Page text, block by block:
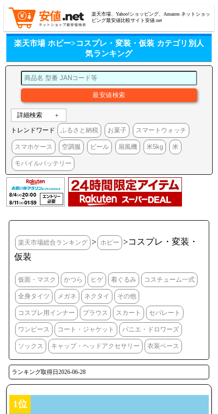
楽天市場、Yahoo!ショッピング、Amazon ネットショッ
ピング最安値比較サイト安値.net
楽天市場 ホビー>コスプレ・変装・仮装 カテゴリ別人
気ランキング
詳細検索
トレンドワード ふるさと納税 お菓子 スマートウォッチ
スマホケース 空調服 ビール 扇風機 米5kg 米
モバイルバッテリー
楽天市場総合ランキング > ホビー
>コスプレ・変装・
仮装
仮面・マスク かつら ヒゲ 着ぐるみ コスチューム一式
全身タイツ メガネ ネクタイ その他
コスプレ用インナー ブラウス スカート セパレート
ワンピース コート・ジャケット パニエ・ドロワーズ
ソックス キャップ・ヘッドアクセサリー 衣装ベース
ランキング取得日2026-06-28
1位